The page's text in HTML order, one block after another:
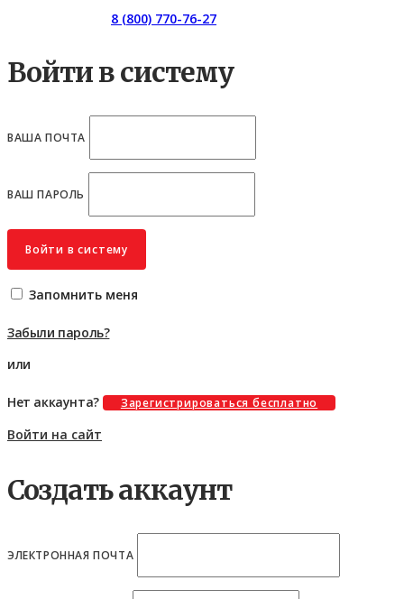
8 (800) 770-76-27
Войти в систему
ВАША ПОЧТА
ВАШ ПАРОЛЬ
Войти в систему
Запомнить меня
Забыли пароль?
или
Нет аккаунта? Зарегистрироваться бесплатно
Войти на сайт
Создать аккаунт
ЭЛЕКТРОННАЯ ПОЧТА